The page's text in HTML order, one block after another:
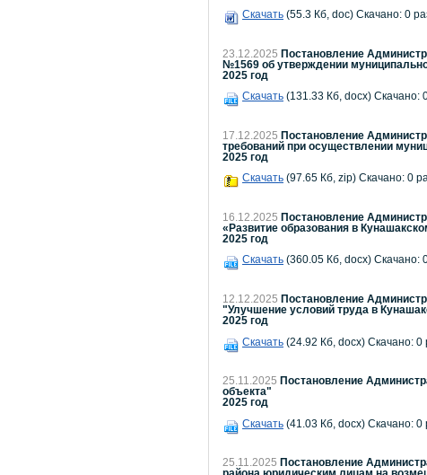
Скачать (55.3 Кб, doc) Скачано: 0
23.12.2025 Постановление
№1569 об утверждении
2025 год
Скачать (131.33 Кб, docx) Скачано:
17.12.2025 Постановление
требований при осуществлении
2025 год
Скачать (97.65 Кб, zip) Скачано: 0
16.12.2025 Постановление
«Развитие образования в
2025 год
Скачать (360.05 Кб, docx) Скачано:
12.12.2025 Постановление
"Улучшение условий труда в
2025 год
Скачать (24.92 Кб, docx) Скачано: 0
25.11.2025 Постановление
объекта"
2025 год
Скачать (41.03 Кб, docx) Скачано: 0
25.11.2025 Постановление